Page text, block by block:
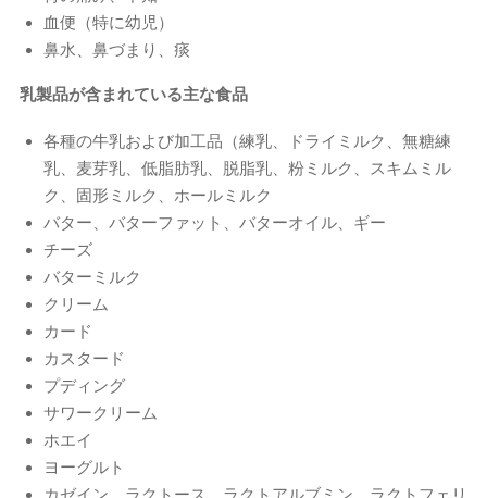
血便（特に幼児）
鼻水、鼻づまり、痰
乳製品が含まれている主な食品
各種の牛乳および加工品（練乳、ドライミルク、無糖練
乳、麦芽乳、低脂肪乳、脱脂乳、粉ミルク、スキムミル
ク、固形ミルク、ホールミルク
バター、バターファット、バターオイル、ギー
チーズ
バターミルク
クリーム
カード
カスタード
プディング
サワークリーム
ホエイ
ヨーグルト
カゼイン、ラクトース、ラクトアルブミン、ラクトフェリ